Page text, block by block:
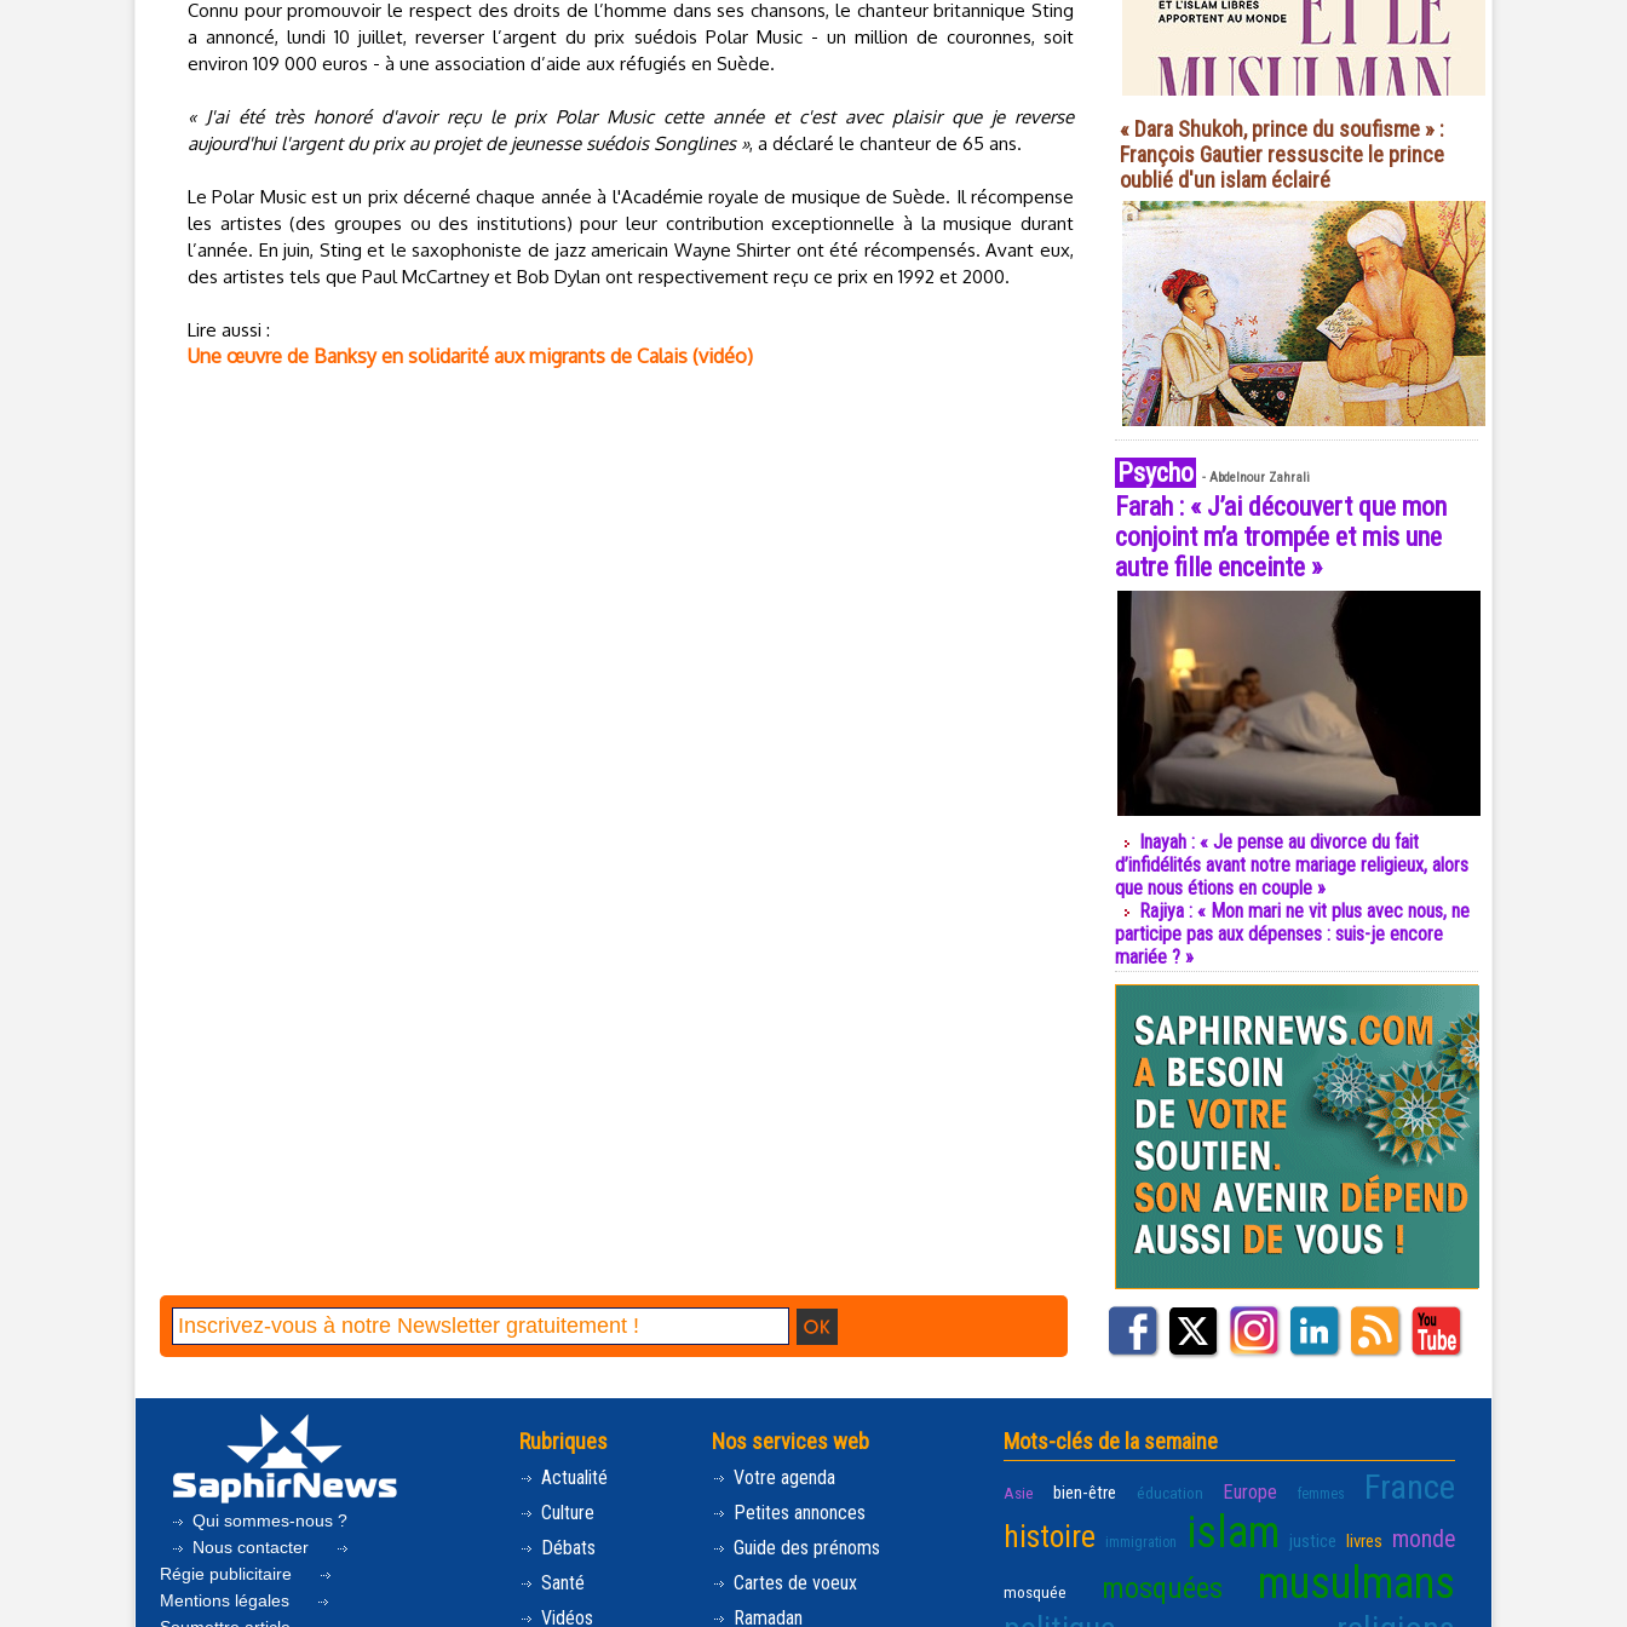
Connu pour promouvoir le respect des droits de l’homme dans ses chansons, le chanteur britannique Sting
a annoncé, lundi 10 juillet, reverser l’argent du prix suédois Polar Music - un million de couronnes, soit
environ 109 000 euros - à une association d’aide aux réfugiés en Suède.
« J'ai été très honoré d'avoir reçu le prix Polar Music cette année et c'est avec plaisir que je reverse
aujourd'hui l'argent du prix au projet de jeunesse suédois Songlines », a déclaré le chanteur de 65 ans.
Le Polar Music est un prix décerné chaque année à l'Académie royale de musique de Suède. Il récompense
les artistes (des groupes ou des institutions) pour leur contribution exceptionnelle à la musique durant
l’année. En juin, Sting et le saxophoniste de jazz americain Wayne Shirter ont été récompensés. Avant eux,
des artistes tels que Paul McCartney et Bob Dylan ont respectivement reçu ce prix en 1992 et 2000.
Lire aussi :
Une œuvre de Banksy en solidarité aux migrants de Calais (vidéo)
« Dara Shukoh, prince du soufisme » :
François Gautier ressuscite le prince
oublié d'un islam éclairé
Psycho - Abdelnour Zahrali
Farah : « J’ai découvert que mon
conjoint m’a trompée et mis une
autre fille enceinte »
Inayah : « Je pense au divorce du fait
d’infidélités avant notre mariage religieux, alors
que nous étions en couple »
Rajiya : « Mon mari ne vit plus avec nous, ne
participe pas aux dépenses : suis-je encore
mariée ? »
Qui sommes-nous ?
Nous contacter
Régie publicitaire
Mentions légales
Rubriques
Actualité
Culture
Débats
Santé
Vidéos
Nos services web
Votre agenda
Petites annonces
Guide des prénoms
Cartes de voeux
Ramadan
Mots-clés de la semaine
Asie bien-être éducation Europe femmes France
histoire immigration islam justice livres monde
mosquée mosquées musulmans